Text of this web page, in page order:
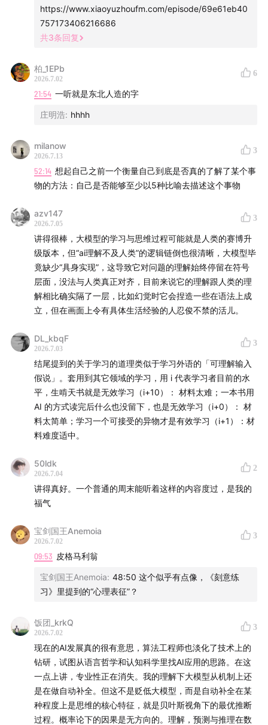
00:00:07介绍 Hinton 演讲《何为理解》的背景
00:01:41 本期节目目的：展开复述这场演讲
00:03:24 论证 AI 风险需证明 AI 的能力与动机
00:09:20多少证据才算"真正理解"
00:13:39连接派：智能的本质是学习
00:17:03乔姆斯基的"刺激贫乏"理论
00:19:59Hinton 批判乔姆斯基缺乏含义模型
00:23:09猫狗性别的联想揭示底层特征向量
00:26:391985年家谱模型：大语言模型的祖宗
00:31:06用乐高积木类比何为"理解"
00:35:33
00:41:30大语言模型不等于自动补全
00:44:29 “幻觉"应正名为"虚构”
00:50:14 理解即建模，学习需异物
https://www.xiaoyuzhoufm.com/episode/69e61eb40
757173406216686
共3条回复
柏_1EPb
2026.7.02
6
21:54 一听就是东北人造的字
庄明浩: hhhh
milanow
2026.7.13
3
52:14 想起自己之前一个衡量自己到底是否真的了解了某个事
物的方法：自己是否能够至少以5种比喻去描述这个事物
azv147
2026.7.05
3
讲得很棒，大模型的学习与思维过程可能就是人类的赛博升
级版本，但“ai理解不及人类”的逻辑链倒也很清晰，大模型毕
竟缺少“具身实现”，这导致它对问题的理解始终停留在符号
层面，没法与人类真正对齐，目前来说它的理解跟人类的理
解相比确实隔了一层，比如幻觉时它会捏造一些在语法上成
立，但在画面上令有具体生活经验的人忍俊不禁的活儿。
DL_kbqF
2026.7.03
3
结尾提到的关于学习的道理类似于学习外语的「可理解输入
假说」。套用到其它领域的学习，用 i 代表学习者目前的水
平，生啃天书就是无效学习（i+10）： 材料太难；一本书用
AI 的方式读完后什么也没留下，也是无效学习（i+0）： 材
料太简单；学习一个可接受的异物才是有效学习（i+1）：材
料难度适中。
50ldk
2026.7.04
2
讲得真好。一个普通的周末能听着这样的内容度过，是我的
福气
宝剑国王Anemoia
2026.7.02
3
09:53 皮格马利翁
宝剑国王Anemoia: 48:50 这个似乎有点像，《刻意练
习》里提到的“心理表征”？
饭团_krkQ
2026.7.02
3
现在的AI发展真的很有意思，算法工程师也淡化了技术上的
钻研，试图从语言哲学和认知科学里找AI应用的思路。在这
一点上讲，专业性正在消失。我的理解下大模型从机制上还
是在做自动补全。但这不是贬低大模型，而是自动补全在某
种程度上是思维的核心特征，就是贝叶斯视角下的最优推断
过程。概率论下的因果是无方向的。理解，预测与推理在数